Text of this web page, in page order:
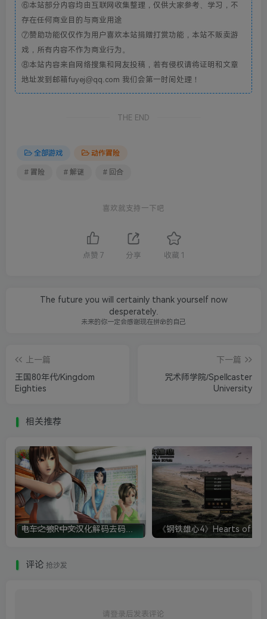
⑥本站部分内容均由互联网收集整理，仅供大家参考、学习，不
存在任何商业目的与商业用途
⑦赞助功能仅仅作为用户喜欢本站捐赠打赏功能，本站不贩卖游
戏，所有内容不作为商业行为。
⑧本站内容来自网络搜集和网友投稿，若有侵权请将证明和文章
地址发到邮箱fuyej@qq.com 我们会第一时间处理！
THE END
全部游戏 动作冒险
# 冒险 # 解谜 # 回合
喜欢就支持一下吧
点赞 7 分享 收藏 1
The future you will certainly thank yourself now
desperately.
未来的你一定会感谢现在拼命的自己
上一篇
王国80年代/Kingdom
Eighties
下一篇
咒术师学院/Spellcaster
University
相关推荐
评论 抢沙发
请登录后发表评论